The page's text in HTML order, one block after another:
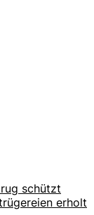
schützt
erholt